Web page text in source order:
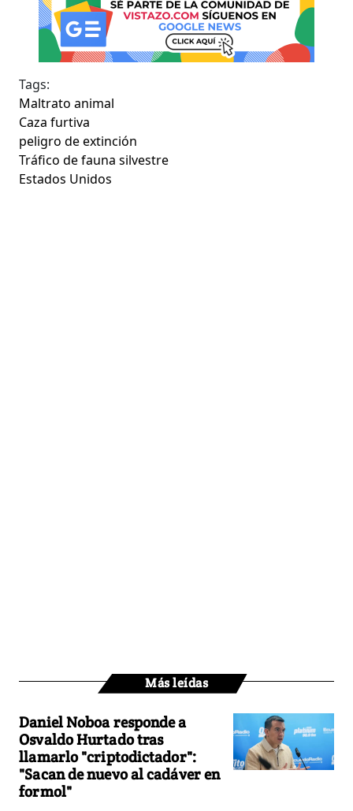
Tags:
Maltrato animal
Caza furtiva
peligro de extinción
Tráfico de fauna silvestre
Estados Unidos
Más leídas
Daniel Noboa responde a
Osvaldo Hurtado tras
llamarlo "criptodictador":
"Sacan de nuevo al cadáver en
formol"